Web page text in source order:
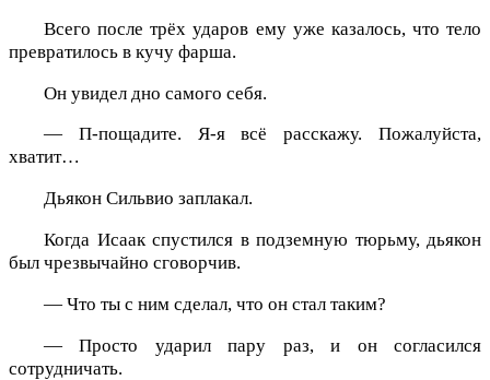
Всего после трёх ударов ему уже казалось, что тело
превратилось в кучу фарша.
Он увидел дно самого себя.
— П-пощадите. Я-я всё расскажу. Пожалуйста,
хватит…
Дьякон Сильвио заплакал.
Когда Исаак спустился в подземную тюрьму, дьякон
был чрезвычайно сговорчив.
— Что ты с ним сделал, что он стал таким?
— Просто ударил пару раз, и он согласился
сотрудничать.